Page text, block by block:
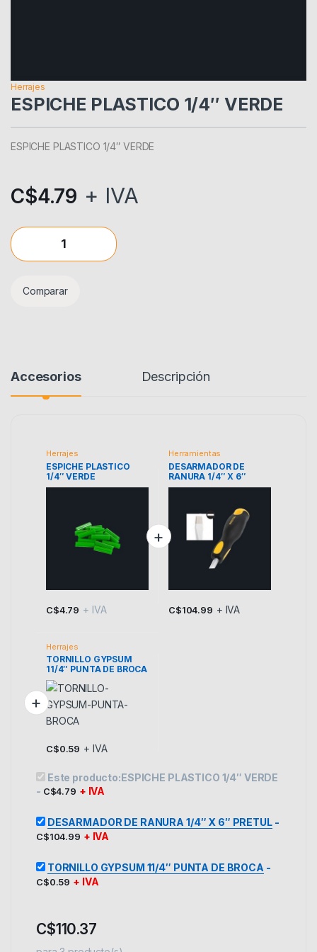
Herrajes
ESPICHE PLASTICO 1/4″ VERDE
ESPICHE PLASTICO 1/4″ VERDE
C$4.79 + IVA
ESPICHE PLASTICO 1/4" VERDE quantity
Comparar
Accesorios Descripción
Herrajes
ESPICHE PLASTICO
1/4″ VERDE
C$4.79 + IVA
Herramientas
DESARMADOR DE
RANURA 1/4″ X 6″
PRETUL
C$104.99 + IVA
Herrajes
TORNILLO GYPSUM
11/4″ PUNTA DE BROCA
C$0.59 + IVA
Este producto:ESPICHE PLASTICO 1/4″ VERDE
- C$4.79 + IVA
DESARMADOR DE RANURA 1/4″ X 6″ PRETUL-
C$104.99 + IVA
TORNILLO GYPSUM 11/4″ PUNTA DE BROCA -
C$0.59 + IVA
C$110.37